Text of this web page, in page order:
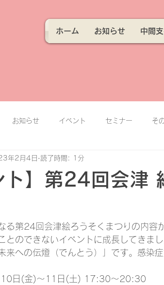
ホーム お知らせ 中間
お知らせ イベント セミナー そ
ト】第24回会津
年2月4日 読了時間: 1分
る第24回会津絵ろうそくまつりの内容
とのできないイベントに成長してきまし
来への伝燈（でんとう）」です。感染
日(金)～11日(土) 17:30～20:30